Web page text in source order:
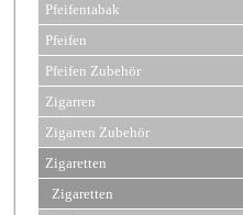
Pfeifentabak
Pfeifen
Pfeifen Zubehör
Zigarren
Zigarren Zubehör
Zigaretten
Zigaretten